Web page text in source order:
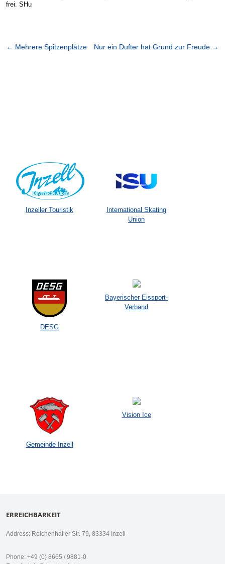
frei. SHu
← Mehrere Spitzenplätze Nur ein Dufter hat Grund zur Freude →
Inzeller Touristik
International Skating
Union
DESG
Bayerischer Eissport-
Verband
Gemeinde Inzell
Vision Ice
ERREICHBARKEIT
Address: Reichenhaller Str. 79, 83334 Inzell
Phone: +49 (0) 8665 / 9881-0